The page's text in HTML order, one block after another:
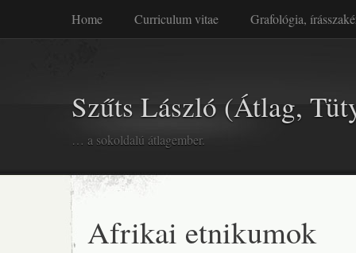
Home Curriculum vitae Grafológia,
… a sokoldalú átlagember.
Szűts László (Átlag,
Afrikai etnikumok